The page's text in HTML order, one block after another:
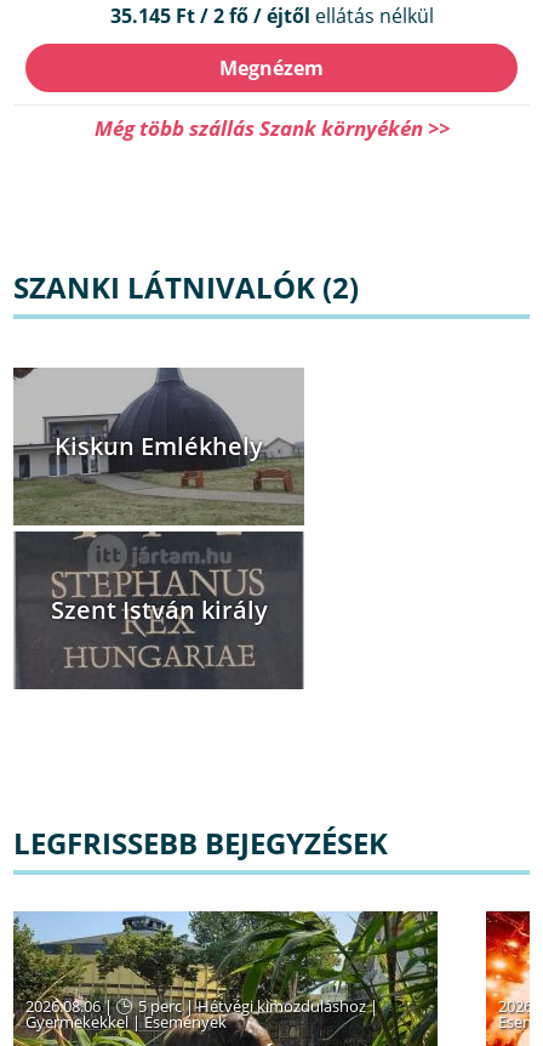
35.145 Ft / 2 fő / éjtől ellátás nélkül
Megnézem
Még több szállás Szank környékén >>
SZANKI LÁTNIVALÓK (2)
Kiskun Emlékhely
Szent István király
LEGFRISSEBB BEJEGYZÉSEK
2026.08.06 | 5 perc|Hétvégi kimozduláshoz|
Gyermekekkel|Események